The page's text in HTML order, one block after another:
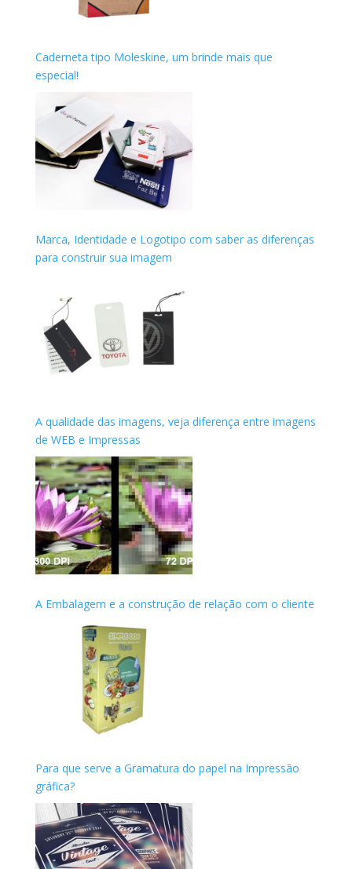
Caderneta tipo Moleskine, um brinde mais que
especial!
Marca, Identidade e Logotipo com saber as diferenças
para construir sua imagem
A qualidade das imagens, veja diferença entre imagens
de WEB e Impressas
A Embalagem e a construção de relação com o cliente
Para que serve a Gramatura do papel na Impressão
gráfica?